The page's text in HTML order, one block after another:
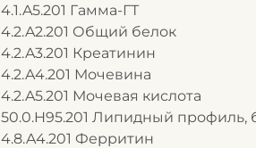
4.1.A5.201 Гамма-ГТ
4.2.A2.201 Общий белок
4.2.A3.201 Креатинин
4.2.A4.201 Мочевина
4.2.A5.201 Мочевая кислота
50.0.H95.201 Липидный профиль,
4.8.A4.201 Ферритин